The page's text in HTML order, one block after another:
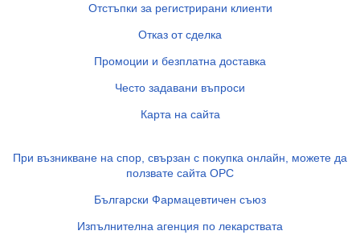
Отстъпки за регистрирани клиенти
Отказ от сделка
Промоции и безплатна доставка
Често задавани въпроси
Карта на сайта
При възникване на спор, свързан с покупка онлайн, можете да
ползвате сайта ОРС
Български Фармацевтичен съюз
Изпълнителна агенция по лекарствата